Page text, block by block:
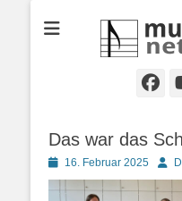
Selbständige
Das war das
Posted
on
16. Februar 2025 Autor